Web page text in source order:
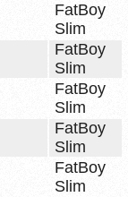
FatBoy
Slim
FatBoy
Slim
FatBoy
Slim
FatBoy
Slim
FatBoy
Slim